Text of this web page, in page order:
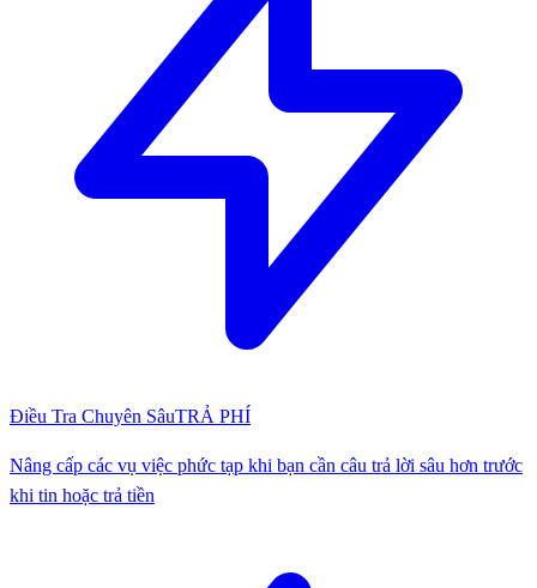
Điều Tra Chuyên SâuTRẢ PHÍ
Nâng cấp các vụ việc phức tạp khi bạn cần câu trả lời sâu hơn trước
khi tin hoặc trả tiền